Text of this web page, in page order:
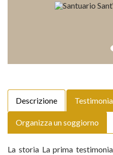
Descrizione
Organizza un soggiorno
La storia La prima